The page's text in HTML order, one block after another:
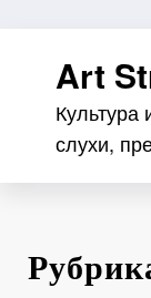
содержимому
Art
Культура
слухи,